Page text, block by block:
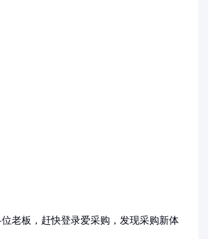
老板，赶快登录爱采购，发现采购新体